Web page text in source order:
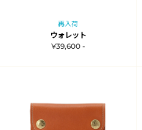
再入荷
ウォレット
¥39,600 -